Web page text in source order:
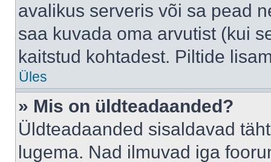
avalikus serveris või sa pead
saa kuvada oma arvutist (kui
kaitstud kohtadest. Piltide
Üles
» Mis on üldteadaanded?
Üldteadaanded sisaldavad
lugema. Nad ilmuvad iga